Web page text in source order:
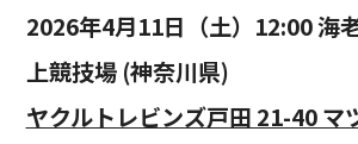
2026年4月11日（土）12:00 海
上競技場 (神奈川県)
ヤクルトレビンズ戸田 21-40 マ